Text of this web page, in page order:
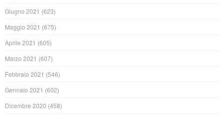
Giugno 2021 (623)
Maggio 2021 (675)
Aprile 2021 (605)
Marzo 2021 (607)
Febbraio 2021 (546)
Gennaio 2021 (602)
Dicembre 2020 (458)